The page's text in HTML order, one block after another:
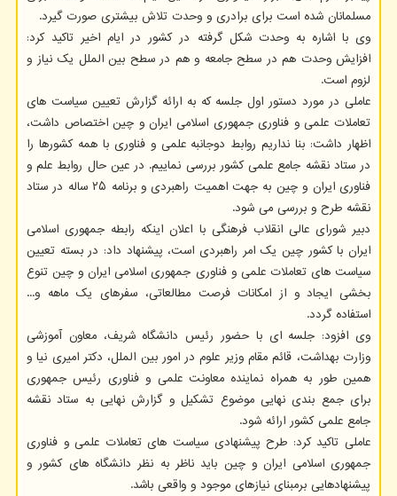
مسلمانان شده است برای برادری و وحدت تلاش بیشتری صورت گیرد.
وی با اشاره به وحدت شکل گرفته در کشور در ایام اخیر تاکید کرد:
افزایش وحدت هم در سطح جامعه و هم در سطح بین الملل یک نیاز و
لزوم است.
عاملی در مورد دستور اول جلسه که به ارائه گزارش تعیین سیاست های
تعاملات علمی و فناوری جمهوری اسلامی ایران و چین اختصاص داشت،
اظهار داشت: بنا نداریم روابط دوجانبه علمی و فناوری با همه کشورها را
در ستاد نقشه جامع علمی کشور بررسی نماییم. در عین حال روابط علم و
فناوری ایران و چین به جهت اهمیت راهبردی و برنامه ۲۵ ساله در ستاد
نقشه طرح و بررسی می شود.
دبیر شورای عالی انقلاب فرهنگی با اعلان اینکه رابطه جمهوری اسلامی
ایران با کشور چین یک امر راهبردی است، پیشنهاد داد: در بسته تعیین
سیاست های تعاملات علمی و فناوری جمهوری اسلامی ایران و چین تنوع
بخشی ایجاد و از امکانات فرصت مطالعاتی، سفرهای یک ماهه و...
استفاده گردد.
وی افزود: جلسه ای با حضور رئیس دانشگاه شریف، معاون آموزشی
وزارت بهداشت، قائم مقام وزیر علوم در امور بین الملل، دکتر امیری نیا و
همین طور به همراه نماینده معاونت علمی و فناوری رئیس جمهوری
برای جمع بندی نهایی موضوع تشکیل و گزارش نهایی به ستاد نقشه
جامع علمی کشور ارائه شود.
عاملی تاکید کرد: طرح پیشنهادی سیاست های تعاملات علمی و فناوری
جمهوری اسلامی ایران و چین باید ناظر به نظر دانشگاه های کشور و
پیشنهادهایی برمبنای نیازهای موجود و واقعی باشد.